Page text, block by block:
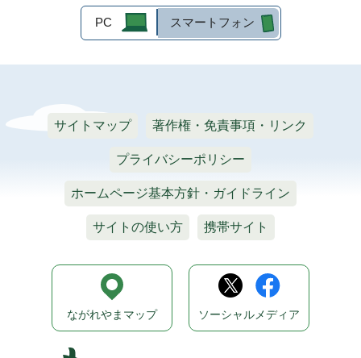
PC スマートフォン
サイトマップ 著作権・免責事項・リンク
プライバシーポリシー
ホームページ基本方針・ガイドライン
サイトの使い方 携帯サイト
ながれやまマップ ソーシャルメディア